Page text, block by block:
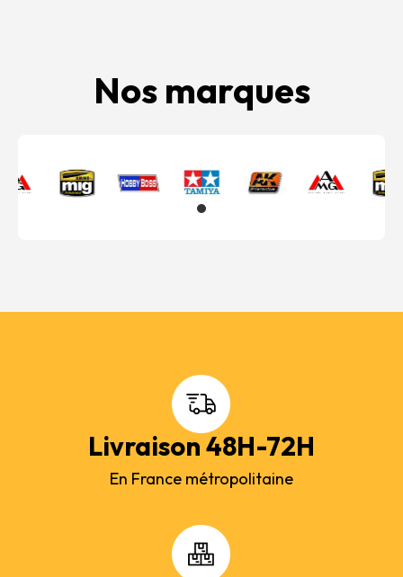
Nos marques
Livraison 48H-72H
En France métropolitaine